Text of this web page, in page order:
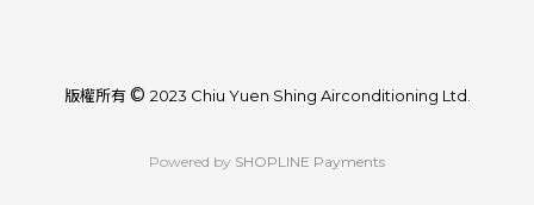
版權所有© 2023 Chiu Yuen Shing Airconditioning Ltd.
Powered by SHOPLINE Payments